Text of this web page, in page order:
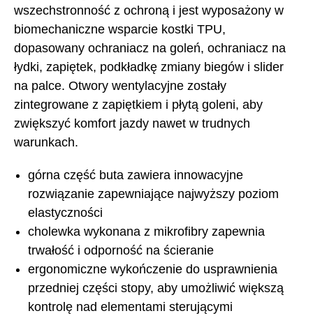
wszechstronność z ochroną i jest wyposażony w
biomechaniczne wsparcie kostki TPU,
dopasowany ochraniacz na goleń, ochraniacz na
łydki, zapiętek, podkładkę zmiany biegów i slider
na palce. Otwory wentylacyjne zostały
zintegrowane z zapiętkiem i płytą goleni, aby
zwiększyć komfort jazdy nawet w trudnych
warunkach.
górna część buta zawiera innowacyjne
rozwiązanie zapewniające najwyższy poziom
elastyczności
cholewka wykonana z mikrofibry zapewnia
trwałość i odporność na ścieranie
ergonomiczne wykończenie do usprawnienia
przedniej części stopy, aby umożliwić większą
kontrolę nad elementami sterującymi